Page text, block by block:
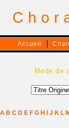
Accueil
Mode de
A B C D E F G H J K L M